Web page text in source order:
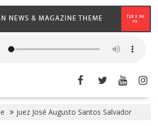
juez José Augusto Santos Salvador